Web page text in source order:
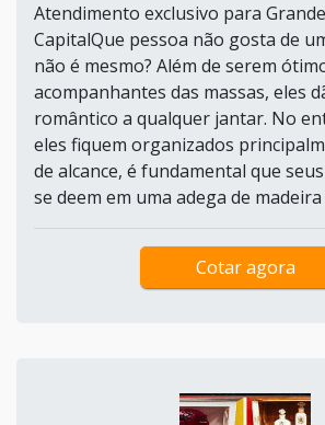
Atendimento exclusivo para
CapitalQue pessoa não gosta de
não é mesmo? Além de serem
acompanhantes das massas, eles
romântico a qualquer jantar. No
eles fiquem organizados
de alcance, é fundamental que
se deem em uma adega de madeira
Cotar agora